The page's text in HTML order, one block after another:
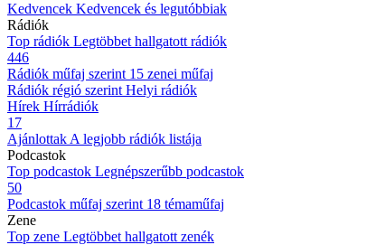
Kedvencek Kedvencek és legutóbbiak
Rádiók
Top rádiók Legtöbbet hallgatott rádiók
446
Rádiók műfaj szerint 15 zenei műfaj
Rádiók régió szerint Helyi rádiók
Hírek Hírrádiók
17
Ajánlottak A legjobb rádiók listája
Podcastok
Top podcastok Legnépszerűbb podcastok
50
Podcastok műfaj szerint 18 témaműfaj
Zene
Top zene Legtöbbet hallgatott zenék